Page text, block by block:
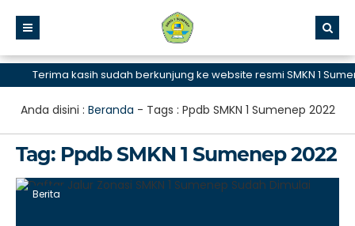
Terima kasih sudah berkunjung ke website resmi SMKN 1
Anda disini : Beranda - Tags : Ppdb SMKN 1 Sumenep 2022
Tag: Ppdb SMKN 1 Sumenep 2022
Berita